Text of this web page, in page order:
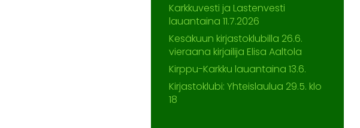
Karkkuvesti ja Lastenvesti
lauantaina 11.7.2026
Kesäkuun kirjastoklubilla 26.6.
vieraana kirjailija Elisa Aaltola
Kirppu-Karkku lauantaina 13.6.
Kirjastoklubi: Yhteislaulua 29.5. klo
18